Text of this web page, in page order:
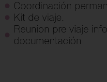
Coordinación
Kit de viaje.
Reunion pre viaje
documentación